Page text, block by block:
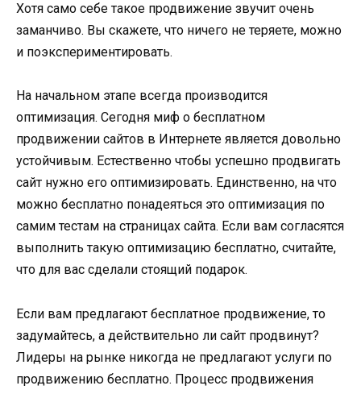
Хотя само себе такое продвижение звучит очень
заманчиво. Вы скажете, что ничего не теряете, можно
и поэкспериментировать.
На начальном этапе всегда производится
оптимизация. Сегодня миф о бесплатном
продвижении сайтов в Интернете является довольно
устойчивым. Естественно чтобы успешно продвигать
сайт нужно его оптимизировать. Единственно, на что
можно бесплатно понадеяться это оптимизация по
самим тестам на страницах сайта. Если вам согласятся
выполнить такую оптимизацию бесплатно, считайте,
что для вас сделали стоящий подарок.
Если вам предлагают бесплатное продвижение, то
задумайтесь, а действительно ли сайт продвинут?
Лидеры на рынке никогда не предлагают услуги по
продвижению бесплатно. Процесс продвижения